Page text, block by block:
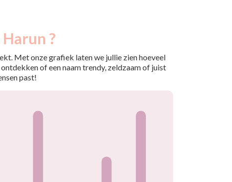
?
Met onze grafiek laten we jullie zien hoeveel
of een naam trendy, zeldzaam of juist
past!